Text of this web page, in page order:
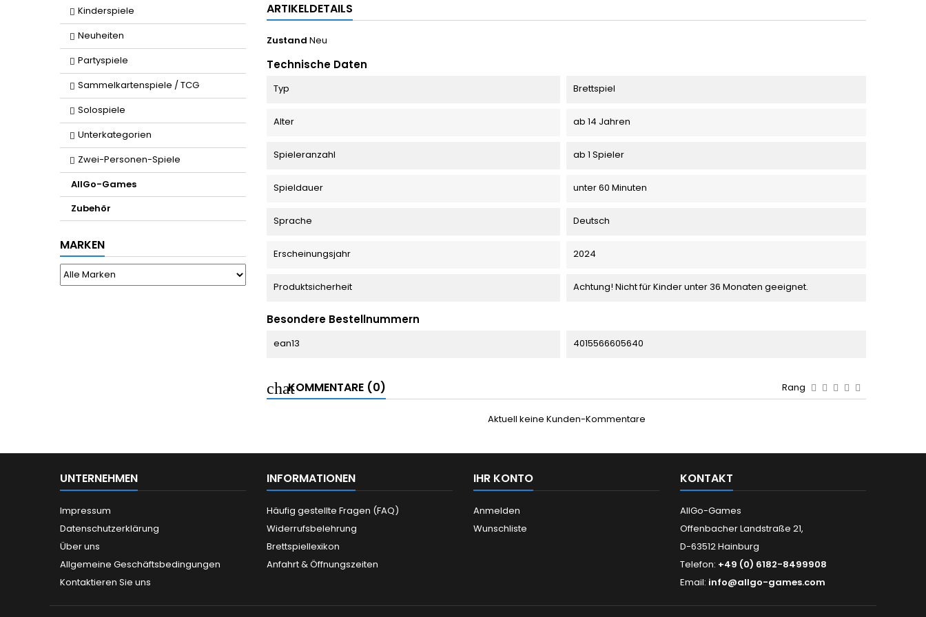
Kinderspiele
Neuheiten
Partyspiele
Sammelkartenspiele / TCG
Solospiele
Unterkategorien
Zwei-Personen-Spiele
AllGo-Games
Zubehör
MARKEN
ARTIKELDETAILS
Zustand Neu
Technische Daten
Typ Brettspiel
Alter ab 14 Jahren
Spieleranzahl ab 1 Spieler
Spieldauer unter 60 Minuten
Sprache Deutsch
Erscheinungsjahr 2024
Produktsicherheit Achtung! Nicht für Kinder unter 36 Monaten geeignet.
Besondere Bestellnummern
ean13 4015566605640
KOMMENTARE (0) Rang
Aktuell keine Kunden-Kommentare
UNTERNEHMEN
Impressum
Datenschutzerklärung
Über uns
Allgemeine Geschäftsbedingungen
Kontaktieren Sie uns
INFORMATIONEN
Häufig gestellte Fragen (FAQ)
Widerrufsbelehrung
Brettspiellexikon
Anfahrt & Öffnungszeiten
IHR KONTO
Anmelden
Wunschliste
KONTAKT
AllGo-Games
Offenbacher Landstraße 21,
D-63512 Hainburg
Telefon: +49 (0) 6182-8499908
Email: info@allgo-games.com